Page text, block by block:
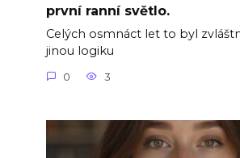
první ranní světlo.
Celých osmnáct let to byl
jinou logiku
0 3